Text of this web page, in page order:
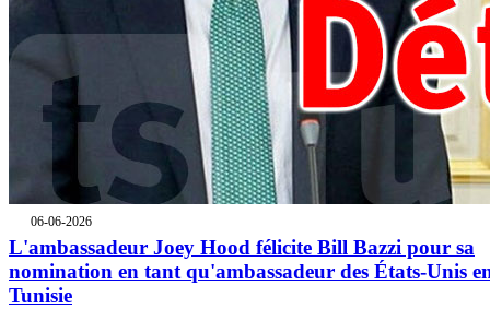
06-06-2026
L'ambassadeur Joey Hood félicite Bill Bazzi pour sa
nomination en tant qu'ambassadeur des États-Unis
Tunisie